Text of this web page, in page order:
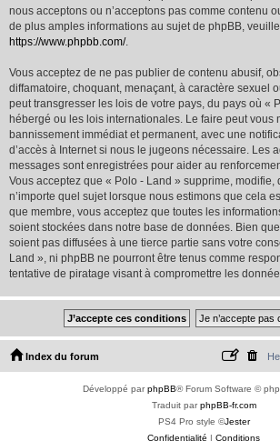
nous acceptons ou n’acceptons pas comme contenu
de plus amples informations au sujet de phpBB,
https://www.phpbb.com/.
Vous acceptez de ne pas publier de contenu abusif,
diffamatoire, choquant, menaçant, à caractère sexuel
peut transgresser les lois de votre pays, du pays où «
hébergé ou les lois internationales. Le faire peut vous
bannissement immédiat et permanent, avec une
d’accès à Internet si nous le jugeons nécessaire. Les
messages sont enregistrées pour aider au
Vous acceptez que « Polo - Land » supprime, modifie,
n’importe quel sujet lorsque nous estimons que cela
que membre, vous acceptez que toutes les
soient stockées dans notre base de données. Bien
soient pas diffusées à une tierce partie sans votre
Land », ni phpBB ne pourront être tenus comme
tentative de piratage visant à compromettre les
Index du forum
Développé parphpBB® Forum Software ©
Traduit parphpBB-fr.com
PS4 Pro style ©Jester
Confidentialité | Conditions